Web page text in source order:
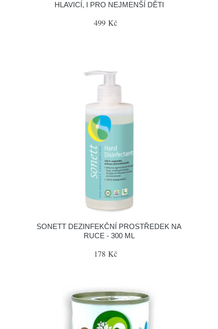
HLAVICÍ, I PRO NEJMENŠÍ DĚTI
499 Kč
SONETT DEZINFEKČNÍ PROSTŘEDEK NA
RUCE - 300 ML
178 Kč